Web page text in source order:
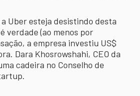
Uber esteja desistindo desta
verdade (ao menos por
a empresa investiu US$
Dara Khosrowshahi, CEO da
cadeira no Conselho de